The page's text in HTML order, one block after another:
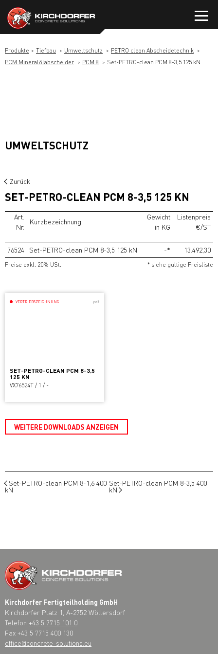
Inhalt
springen
Produkte Tiefbau Umweltschutz
PETRO clean Abscheidetechnik
PCM Mineralölabscheider
PCM 8 Set-PETRO-clean PCM 8-3,5 125 kN
UMWELTSCHUTZ
Zurück
SET-PETRO-CLEAN PCM 8-3,5 125 KN
Art.
Nr.
Kurzbezeichnung
Gewicht
in KG
Listenpreis
€/ST
76524 Set-PETRO-clean PCM 8-3,5 125 kN -* 13.492,30
* siehe gültige Preisliste
Preise exkl. 20% USt.
VERTRIEBSZEICHNUNG .pdf
SET-PETRO-CLEAN PCM 8-3,5
125 KN
VX76524T / 1 / -
WEITERE DOWNLOADS ANZEIGEN
Set-PETRO-clean PCM 8-1,6 400
kN
Set-PETRO-clean PCM 8-3,5 400
kN
Kirchdorfer Fertigteilholding GmbH
Kirchdorfer Platz 1, A-2752 Wöllersdorf
Telefon +43 5 7715 101 0
Fax +43 5 7715 400 130
office@concrete-solutions.eu